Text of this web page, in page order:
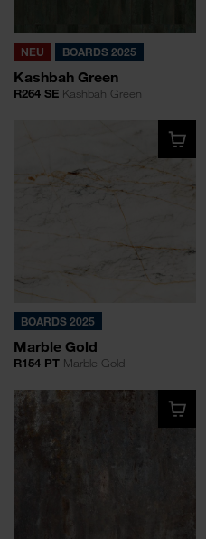
NEU BOARDS 2025
Kashbah Green
R264 SE Kashbah Green
BOARDS 2025
Marble Gold
R154 PT Marble Gold